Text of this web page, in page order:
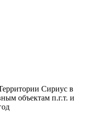
Сириус в
объектам п.г.т. и